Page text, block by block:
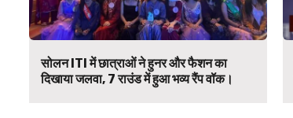
सोलन ITI में छात्राओं ने हुनर और फैशन का
दिखाया जलवा, 7 राउंड में हुआ भव्य रैंप वॉक।